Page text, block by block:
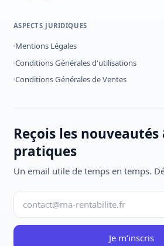
ASPECTS JURIDIQUES
Mentions Légales
Conditions Générales d'utilisations
Conditions Générales de Ventes
Reçois les nouveautés
pratiques
Un email utile de temps en temps.
Je m’inscris